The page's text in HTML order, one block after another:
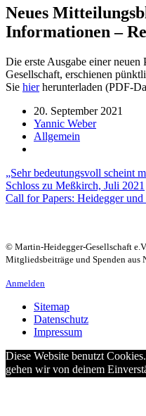
Neues
Informationen –
Die erste Ausgabe einer
Gesellschaft, erschienen
Sie hierherunterladen (PDF-
20. September 2021
Yannic Weber
Allgemein
Beitragsnavigation
„Sehr bedeutungsvoll scheint
Schloss zu Meßkirch, Juli 2021
Call for Papers: Heidegger
© Martin-Heidegger-Gesellschaft e.V.
Mitgliedsbeiträge und Spenden aus
Anmelden
Sitemap
Datenschutz
Impressum
Diese Website benutzt
gehen wir von deinem